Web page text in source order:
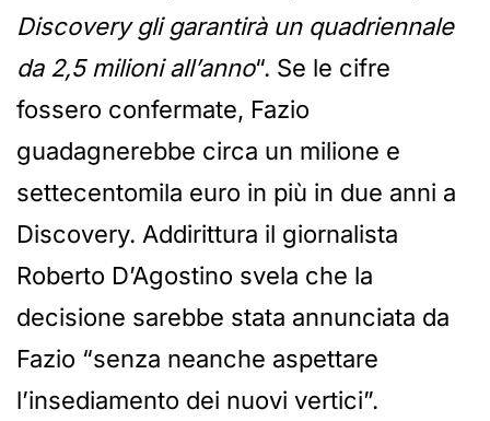
Discovery gli garantirà un quadriennale
da 2,5 milioni all’anno“. Se le cifre
fossero confermate, Fazio
guadagnerebbe circa un milione e
settecentomila euro in più in due anni a
Discovery. Addirittura il giornalista
Roberto D’Agostino svela che la
decisione sarebbe stata annunciata da
Fazio “senza neanche aspettare
l’insediamento dei nuovi vertici”.